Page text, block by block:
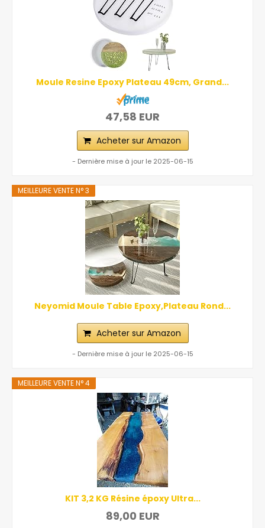
Moule Resine Epoxy Plateau 49cm, Grand...
47,58 EUR
Acheter sur Amazon
- Dernière mise à jour le 2025-06-15
MEILLEURE VENTE N° 3
Neyomid Moule Table Epoxy,Plateau Rond...
Acheter sur Amazon
- Dernière mise à jour le 2025-06-15
MEILLEURE VENTE N° 4
KIT 3,2 KG Résine époxy Ultra...
89,00 EUR